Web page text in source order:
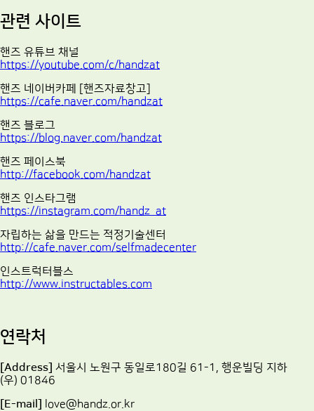
관련 사이트
핸즈 유튜브 채널
https://youtube.com/c/handzat
핸즈 네이버카페 [핸즈자료창고]
https://cafe.naver.com/handzat
핸즈 블로그
https://blog.naver.com/handzat
핸즈 페이스북
http://facebook.com/handzat
핸즈 인스타그램
https://instagram.com/handz_at
자립하는 삶을 만드는 적정기술센터
http://cafe.naver.com/selfmadecenter
인스트럭터블스
http://www.instructables.com
연락처
[Address] 서울시 노원구 동일로180길 61-1, 행운빌딩 지하
(우) 01846
[E-mail] love@handz.or.kr